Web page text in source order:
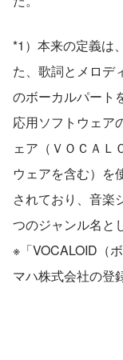
*1）本来の定義は
た、歌詞とメロデ
のボーカルパート
応用ソフトウェア
ェア（ＶＯＣＡＬ
ウェアを含む）を
されており、音楽
つのジャンル名と
※「VOCALOID（
マハ株式会社の登